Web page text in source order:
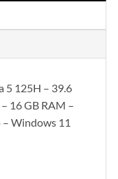
5 125H – 39.6
16 GB RAM –
– Windows 11